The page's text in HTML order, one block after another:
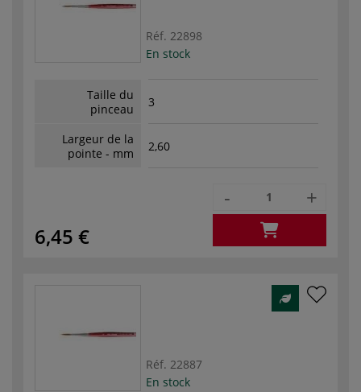
Réf. 22898
En stock
Taille du
pinceau
3
Largeur de la
pointe - mm
2,60
6,45 €
- +
Réf. 22887
En stock